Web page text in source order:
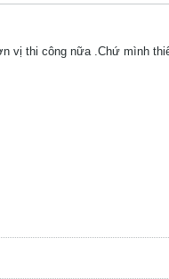
vị thi công nữa .Chứ mình